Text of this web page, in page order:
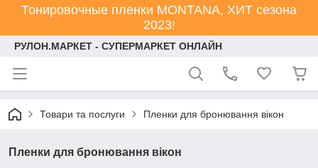
Тонировочные пленки MONTANA, ХИТ сезона
2023!
РУЛОН.МАРКЕТ - СУПЕРМАРКЕТ ОНЛАЙН
Товари та послуги Пленки для бронювання вікон
Пленки для бронювання вікон